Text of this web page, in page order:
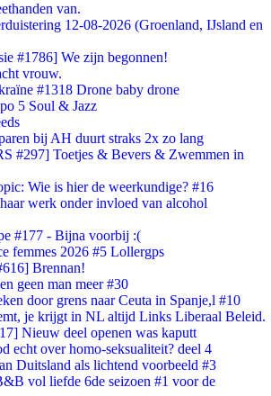
van.
12-08-2026 (Groenland, IJsland en
#1786] We zijn begonnen!
vrouw.
#1318 Drone baby drone
5 Soul & Jazz
bij AH duurt straks 2x zo lang
#297] Toetjes & Bevers & Zwemmen in
Wie is hier de weerkundige? #16
werk onder invloed van alcohol
#177 - Bijna voorbij :(
femmes 2026 #5 Lollergps
Brennan!
geen man meer #30
door grens naar Ceuta in Spanje,l #10
je krijgt in NL altijd Links Liberaal Beleid.
Nieuw deel openen was kaputt
echt over homo-seksualiteit? deel 4
Duitsland als lichtend voorbeeld #3
vol liefde 6de seizoen #1 voor de